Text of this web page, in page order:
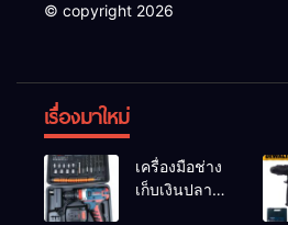
© copyright 2026
เรื่องมาใหม่
เครื่องมือช่าง
เก็บเงินปลาย